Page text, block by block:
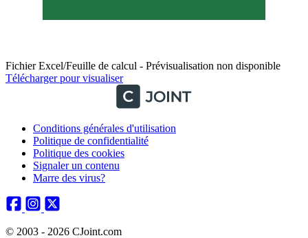
Fichier Excel/Feuille de calcul - Prévisualisation non disponible
Télécharger pour visualiser
Conditions générales d'utilisation
Politique de confidentialité
Politique des cookies
Signaler un contenu
Marre des virus?
© 2003 - 2026 CJoint.com